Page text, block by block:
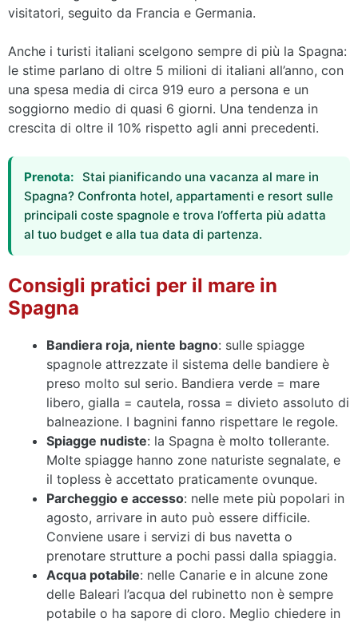
visitatori, seguito da Francia e Germania.
Anche i turisti italiani scelgono sempre di più la Spagna:
le stime parlano di oltre 5 milioni di italiani all’anno, con
una spesa media di circa 919 euro a persona e un
soggiorno medio di quasi 6 giorni. Una tendenza in
crescita di oltre il 10% rispetto agli anni precedenti.
Prenota: Stai pianificando una vacanza al mare in
Spagna? Confronta hotel, appartamenti e resort sulle
principali coste spagnole e trova l’offerta più adatta
al tuo budget e alla tua data di partenza.
Consigli pratici per il mare in
Spagna
Bandiera roja, niente bagno: sulle spiagge
spagnole attrezzate il sistema delle bandiere è
preso molto sul serio. Bandiera verde = mare
libero, gialla = cautela, rossa = divieto assoluto di
balneazione. I bagnini fanno rispettare le regole.
Spiagge nudiste: la Spagna è molto tollerante.
Molte spiagge hanno zone naturiste segnalate, e
il topless è accettato praticamente ovunque.
Parcheggio e accesso: nelle mete più popolari in
agosto, arrivare in auto può essere difficile.
Conviene usare i servizi di bus navetta o
prenotare strutture a pochi passi dalla spiaggia.
Acqua potabile: nelle Canarie e in alcune zone
delle Baleari l’acqua del rubinetto non è sempre
potabile o ha sapore di cloro. Meglio chiedere in